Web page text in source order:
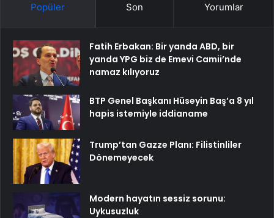
Popüler Son Yorumlar
Fatih Erbakan: Bir yanda ABD, bir
yanda YPG biz de Emevi Camii’nde
namaz kılıyoruz
BTP Genel Başkanı Hüseyin Baş’a 8 yıl
hapis istemiyle iddianame
Trump’tan Gazze Planı: Filistinliler
Dönemeyecek
Modern hayatın sessiz sorunu:
Uykusuzluk